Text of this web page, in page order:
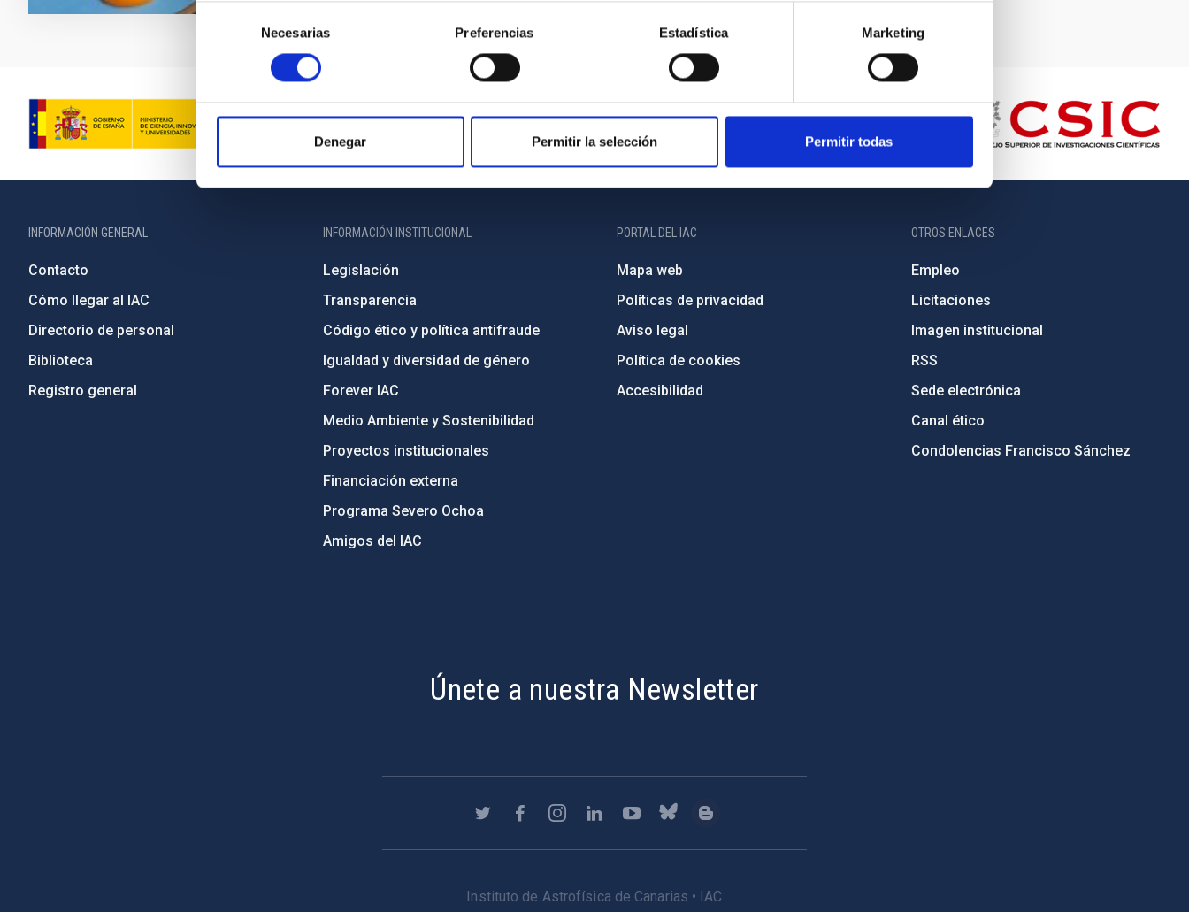
Selección
consentimiento
Necesarias Preferencias Estadística Marketing
Denegar Permitir la selección Permitir todas
INFORMACIÓN GENERAL
Contacto
Cómo llegar al IAC
Directorio de personal
Biblioteca
Registro general
INFORMACIÓN INSTITUCIONAL
Legislación
Transparencia
Código ético y política antifraude
Igualdad y diversidad de género
Forever IAC
Medio Ambiente y Sostenibilidad
Proyectos institucionales
Financiación externa
Programa Severo Ochoa
Amigos del IAC
PORTAL DEL IAC
Mapa web
Políticas de privacidad
Aviso legal
Política de cookies
Accesibilidad
OTROS ENLACES
Empleo
Licitaciones
Imagen institucional
RSS
Sede electrónica
Canal ético
Condolencias Francisco Sánchez
Únete a nuestra Newsletter
Instituto de Astrofísica de Canarias • IAC